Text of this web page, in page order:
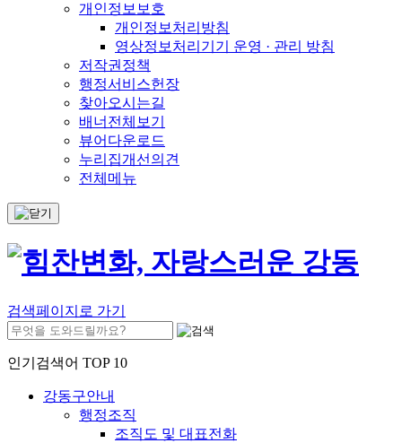
개인정보보호
개인정보처리방침
영상정보처리기기 운영 · 관리 방침
저작권정책
행정서비스헌장
찾아오시는길
배너전체보기
뷰어다운로드
누리집개선의견
전체메뉴
검색페이지로 가기
인기검색어 TOP 10
강동구안내
행정조직
조직도 및 대표전화